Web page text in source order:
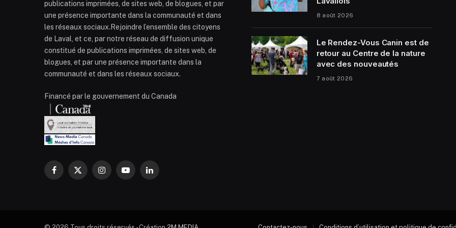
publications imprimées, de sites web, de blogues, et par
une présence importante dans la communauté et dans
les réseaux sociaux.Rejoindre l’ensemble des citoyens
de Laval, et ce, par notre réseau de diffusion unique
constitué de publications imprimées, de sites web, de
blogues, et par une présence importante dans la
communauté et dans les réseaux sociaux.
Financé par le gouvernement du Canada
Facebook
X
InstagramYouTubeLinkedIn
8 août 2026
Le Rendez-Vous Canin est de
retour au Centre de la nature
avec des nouveautés
7 août 2026